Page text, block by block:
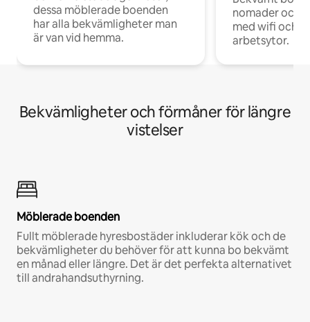
dessa möblerade boenden
har alla bekvämligheter man
är van vid hemma.
nomader och
med wifi och
arbetsytor.
Bekvämligheter och förmåner för längre
vistelser
Möblerade boenden
Fullt möblerade hyresbostäder inkluderar kök och de
bekvämligheter du behöver för att kunna bo bekvämt
en månad eller längre. Det är det perfekta alternativet
till andrahandsuthyrning.